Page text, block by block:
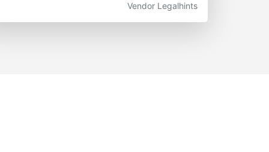
Vendor Legalhints